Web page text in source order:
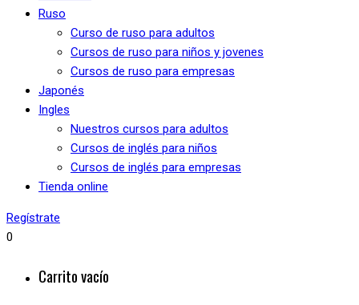
Ruso
Curso de ruso para adultos
Cursos de ruso para niños y jovenes
Cursos de ruso para empresas
Japonés
Ingles
Nuestros cursos para adultos
Cursos de inglés para niños
Cursos de inglés para empresas
Tienda online
Regístrate
0
Carrito vacío